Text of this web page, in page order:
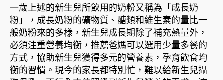
一歲上述的新生兒所飲用的奶粉又稱為「成長奶
粉」，成長奶粉的礦物質、醣類和維生素的量比一
般奶粉來的多樣，新生兒成長期除了補充熱量外，
必須注重營養均衡，推薦爸媽可以選用少量多餐的
方式，協助新生兒獲得多元的營養素，孕育飲食均
衡的習慣。現今的家長都特別忙，難以給新生兒攝